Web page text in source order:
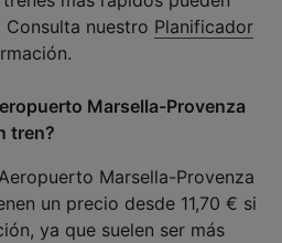
nuestro Planificador
Marsella-Provenza
tren?
Marsella-Provenza
un precio desde 11,70 € si
ya que suelen ser más